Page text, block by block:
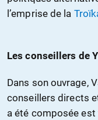
l’emprise de la
Les conseillers de
Dans son ouvrage,
conseillers directs
a été composée